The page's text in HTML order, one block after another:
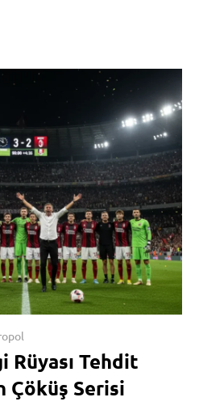
Rüyası Tehdit
Çöküş Serisi